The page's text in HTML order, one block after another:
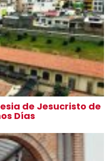
de Jesucristo de
Días